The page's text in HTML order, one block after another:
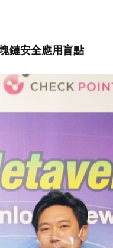
鏈安全應用盲點